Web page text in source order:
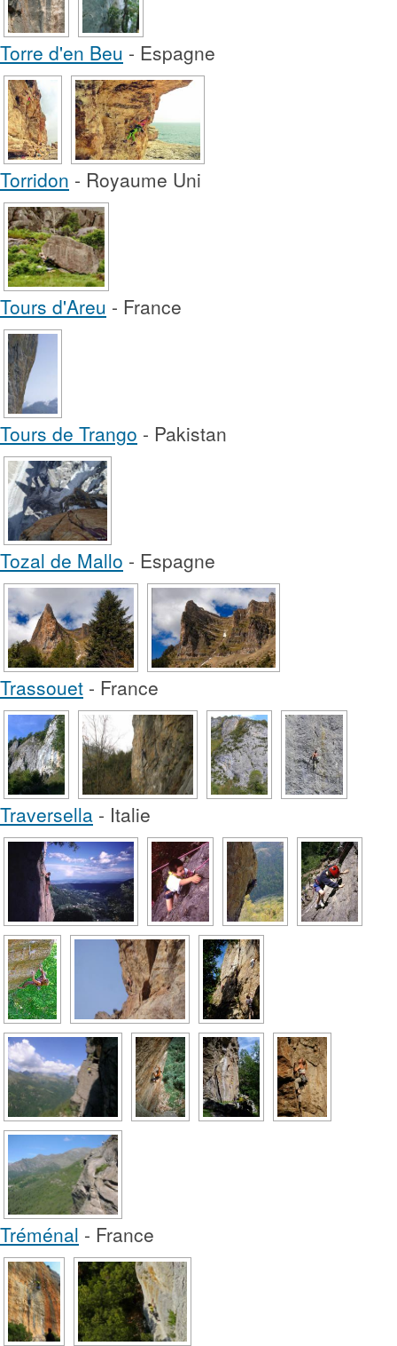
Torre d'en Beu - Espagne
Torridon - Royaume Uni
Tours d'Areu - France
Tours de Trango - Pakistan
Tozal de Mallo - Espagne
Trassouet - France
Traversella - Italie
Tréménal - France